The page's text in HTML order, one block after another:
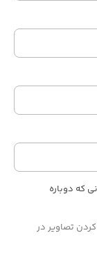
که دوباره
تصاویر در